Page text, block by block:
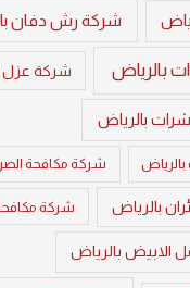
شركة رش دفان
بالرياض شركة عزل
بالرياض
شركة مكافحة
بالرياض شركة
الابيض بالرياض